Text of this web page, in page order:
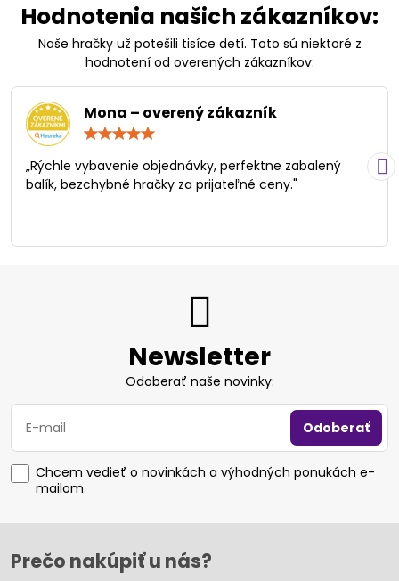
Hodnotenia našich zákazníkov:
Naše hračky už potešili tisíce detí. Toto sú niektoré z
hodnotení od overených zákazníkov:
Mona – overený zákazník
/
5
„Rýchle vybavenie objednávky, perfektne zabalený
balík, bezchybné hračky za prijateľné ceny."
Newsletter
Odoberať naše novinky:
Odoberať
Chcem vedieť o novinkách a výhodných ponukách e-
mailom.
Prečo nakúpiť u nás?